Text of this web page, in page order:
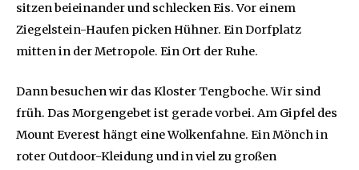
sitzen beieinander und schlecken Eis. Vor einem
Ziegelstein-Haufen picken Hühner. Ein Dorfplatz
mitten in der Metropole. Ein Ort der Ruhe.
Dann besuchen wir das Kloster Tengboche. Wir sind
früh. Das Morgengebet ist gerade vorbei. Am Gipfel des
Mount Everest hängt eine Wolkenfahne. Ein Mönch in
roter Outdoor-Kleidung und in viel zu großen